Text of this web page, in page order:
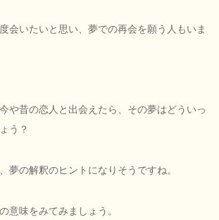
会いたいと思い、夢での再会を願う人もいま
や昔の恋人と出会えたら、その夢はどういっ
う？
夢の解釈のヒントになりそうですね。
意味をみてみましょう。